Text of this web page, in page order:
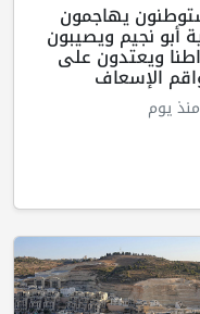
يهاجمون
أبو نجيم ويصيبون
ويعتدون على
الإسعاف
منذ يوم